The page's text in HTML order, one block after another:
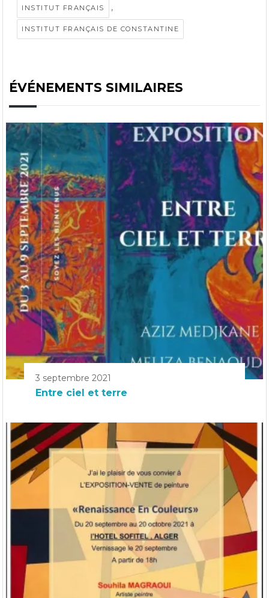
INSTITUT FRANÇAIS ,
INSTITUT FRANÇAIS DE CONSTANTINE
ÉVÉNEMENTS SIMILAIRES
3 septembre 2021
Entre ciel et terre